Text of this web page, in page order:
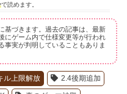
で読めます。
基づきます。過去の記事は、最新
にゲーム内で仕様変更等が行われ
事実が判明していることもありま
ル上限解放 2.4後期追加